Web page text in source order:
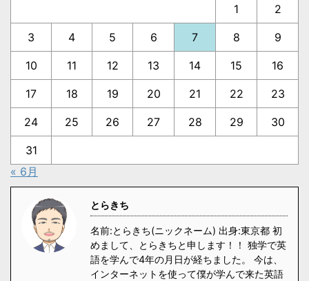
1 2
3 4 5 6 7 8 9
10 11 12 13 14 15 16
17 18 19 20 21 22 23
24 25 26 27 28 29 30
31
« 6月
とらきち
名前:とらきち(ニックネーム) 出身:東京都 初
めまして、とらきちと申します！！ 独学で英
語を学んで4年の月日が経ちました。 今は、
インターネットを使って僕が学んで来た英語